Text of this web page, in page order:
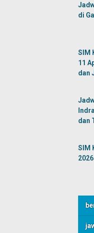
di
SIM
11
dan
dan
SIM
2026